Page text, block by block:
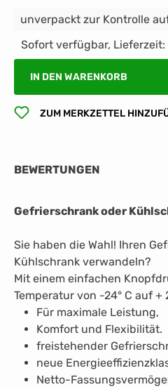
unverpackt zur Kontrolle
Sofort verfügbar, Lieferzeit:
IN DEN WARENKORB
ZUM MERKZETTEL
BEWERTUNGEN
Gefrierschrank oder
Sie haben die Wahl! Ihren
Kühlschrank verwandeln?
Mit einem einfachen
Temperatur von -24° C auf +
Für maximale Leistung,
Komfort und Flexibilität.
freistehender
neue
Netto-